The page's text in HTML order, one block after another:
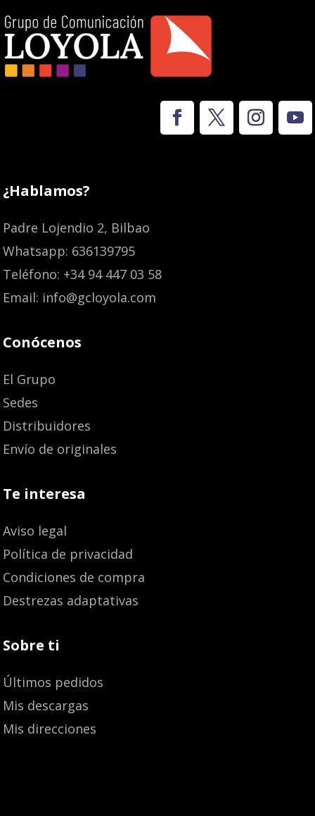
¿Hablamos?
Padre Lojendio 2, Bilbao
Whatsapp: 636139795
Teléfono: +34 94 447 03 58
Email: info@gcloyola.com
Conócenos
El Grupo
Sedes
Distribuidores
Envío de originales
Te interesa
Aviso legal
Política de privacidad
Condiciones de compra
Destrezas adaptativas
Sobre ti
Últimos pedidos
Mis descargas
Mis direcciones